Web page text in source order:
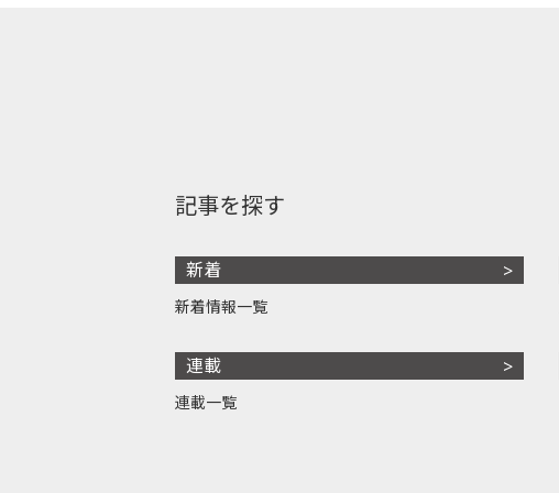
記事を探す
新着
新着情報一覧
連載
連載一覧